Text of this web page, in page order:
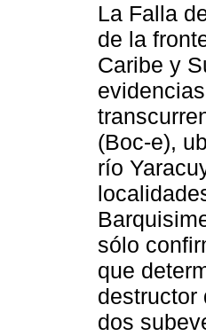
La Falla
de la
Caribe y
(Boc-e),
río
sólo
que
destructor
dos